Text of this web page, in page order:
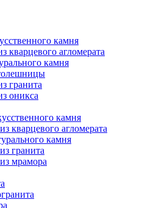
камня
кварцевого агломерата
камня
гранита
оникса
камня
кварцевого агломерата
камня
гранита
мрамора